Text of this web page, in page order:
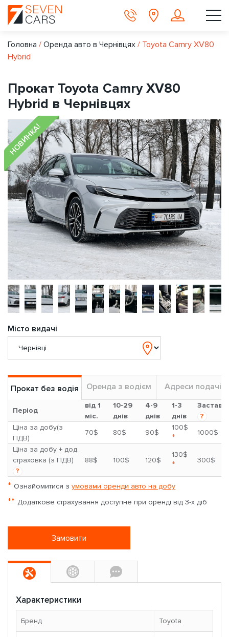
Головна / Оренда авто в Чернівцях / Toyota Camry XV80
Hybrid
Прокат Toyota Camry XV80
Hybrid в Чернівцях
НОВИНКА!
Місто видачі
Прокат без водія Оренда з водієм Адреси подачі
Період
від 1
міс.
10-29
днів
4-9
днів
1-3
днів
Застава
?
Ціна за добу(з
ПДВ)
70$ 80$ 90$
100$
*
1000$
Ціна за добу + дод.
страховка (з ПДВ)
?
88$ 100$ 120$
130$
* 300$
* Ознайомитися з умовами оренди авто на добу
** Додаткове страхування доступне при оренді від 3-х діб
Замовити
Характеристики
Бренд Toyota